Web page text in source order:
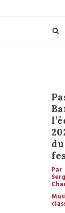
du
Par